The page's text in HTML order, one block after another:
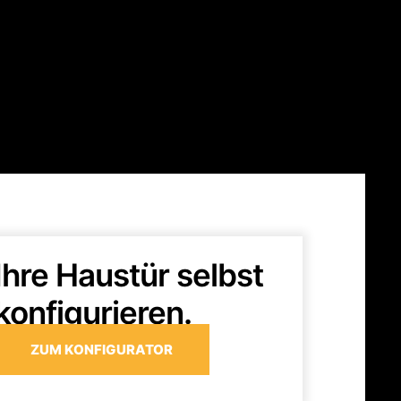
Haustür selbst
ZUM KONFIGURATOR